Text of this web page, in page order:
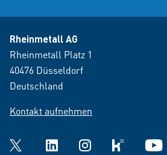
Rheinmetall AG
Rheinmetall Platz 1
40476 Düsseldorf
Deutschland
Kontakt aufnehmen
Twitter LinkedInInstagramkununu